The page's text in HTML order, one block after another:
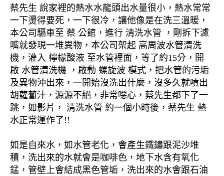
蔡先生 說家裡的熱水水龍頭出水量很小，熱水常常
一下燙得要死，一下很冷，讓他像是在洗三溫暖，
本公司驅車至 蔡 公館，進行 清洗水管 ，剛拆下濾
嘴就發現一堆異物，本公司架起 高周波水管清洗
機，灌入 檸檬酸液 至水管裡面，等了約15分，開
啟 水管清洗機 ，啟動 螺旋波 模式，把水管的污垢
及異物沖出來，一開始沒洗出什麼，沒多久就噴出
胡蘿蔔汁，源源不絕，非常噁心，蔡先生都下了一
跳，如影片， 清洗水管 約一個小時後，蔡先生 熱
水正常運作了!!
如是自來水，如水管老化，會產生鐵鏽跟泥沙堆
積，洗出來的水就會是咖啡色，地下水含有氧化
錳，管壁上會結成黑色管垢，洗出來的水會跟石油